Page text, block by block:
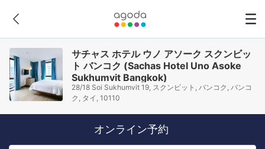
サチャス ホテル ウノ アソーク スクンビッ
ト バンコク (Sachas Hotel Uno Asoke
Sukhumvit Bangkok)
28/18 Soi Sukhumvit 19, スクンビット, バンコク, バンコ
ク, タイ, 10110
オンライン予約